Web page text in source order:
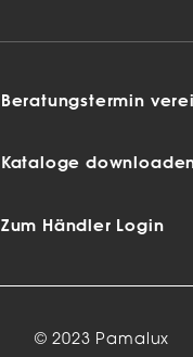
Beratungstermin
Kataloge
Zum Händler Login
© 2023 Pamalux